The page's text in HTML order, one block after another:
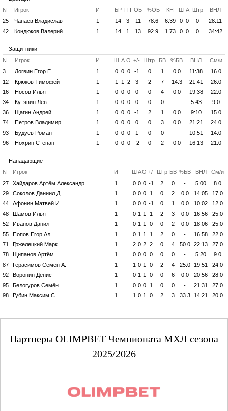
N
Игрок И БР ГП ОБ %ОБ КН Ш А Штр
ВНЛ
25
Чапаев Владислав 1 14 3 11 78.6 6.39 0 0 0
28:11
42
Кондюков Валерий 1 14 1 13 92.9 1.73 0 0 0 34:42
Защитники
N
Игрок И Ш А О +/- Штр БВ %БВ ВНЛ
См/и
3
Логвин Егор Е. 1 0 0 0 -1 0 1 0.0 11:38
16.0
12
Крюков Тимофей 1 1 1 2 3 2 7 14.3 21:41
26.0
16
Носов Илья 1 0 0 0 0 0 4 0.0 19:38
22.0
34
Кутявин Лев 1 0 0 0 0 0 0 - 5:43
9.0
36
Щагин Андрей 1 0 0 0 -1 2 1 0.0 9:10
15.0
74
Петров Владимир 1 0 0 0 0 0 3 0.0 21:21
24.0
93
Будуев Роман 1 0 0 0 1 0 0 - 10:51
14.0
96
Нохрин Степан 1 0 0 0 -2 0 2 0.0 16:13 21.0
Нападающие
N
Игрок И ШАО +/- Штр БВ %БВ ВНЛ
См/и
27
Хайдаров Артём Александр 1 0 0 0 -1 2 0 - 5:00
8.0
29
Соколов Даниил Д. 1 0 0 0 1 0 2 0.0 14:05
17.0
44
Афонин Матвей И. 1 0 0 0 -1 0 1 0.0 10:02
12.0
48
Шамов Илья 1 0 1 1 1 2 3 0.0 16:56
25.0
52
Иванов Данил 1 0 1 1 0 0 2 0.0 18:06
25.0
55
Попов Егор Ал. 1 0 1 1 1 2 0 - 16:58
22.0
71
Гржелецкий Марк 1 2 0 2 2 0 4 50.0 22:13
27.0
78
Щипанов Артём 1 0 0 0 0 0 0 - 5:20
9.0
87
Герасимов Семён А. 1 1 0 1 0 2 4 25.0 19:51
24.0
92
Воронин Денис 1 0 1 1 0 0 6 0.0 20:56
28.0
95
Белогуров Семён 1 0 0 0 1 0 0 - 21:31
27.0
98
Губин Максим С. 1 1 0 1 0 2 3 33.3 14:21 20.0
Партнеры OLIMPBET Чемпионата МХЛ сезона
2025/2026